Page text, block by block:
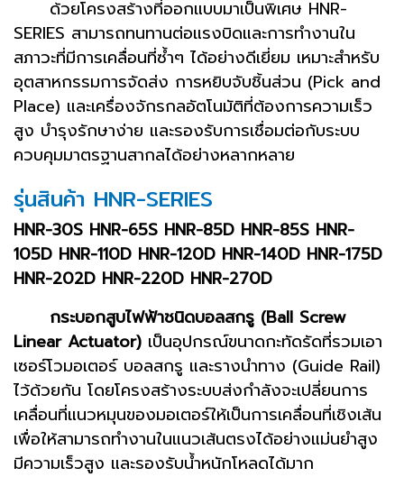
ด้วยโครงสร้างที่ออกแบบมาเป็นพิเศษ HNR-
SERIES สามารถทนทานต่อแรงบิดและการทำงานใน
สภาวะที่มีการเคลื่อนที่ซ้ำๆ ได้อย่างดีเยี่ยม เหมาะสำหรับ
อุตสาหกรรมการจัดส่ง การหยิบจับชิ้นส่วน (Pick and
Place) และเครื่องจักรกลอัตโนมัติที่ต้องการความเร็ว
สูง บำรุงรักษาง่าย และรองรับการเชื่อมต่อกับระบบ
ควบคุมมาตรฐานสากลได้อย่างหลากหลาย
รุ่นสินค้า HNR-SERIES
HNR-30S HNR-65S HNR-85D HNR-85S HNR-
105D HNR-110D HNR-120D HNR-140D HNR-175D
HNR-202D HNR-220D HNR-270D
กระบอกสูบไฟฟ้าชนิดบอลสกรู (Ball Screw
Linear Actuator) เป็นอุปกรณ์ขนาดกะทัดรัดที่รวมเอา
เซอร์โวมอเตอร์ บอลสกรู และรางนำทาง (Guide Rail)
ไว้ด้วยกัน โดยโครงสร้างระบบส่งกำลังจะเปลี่ยนการ
เคลื่อนที่แนวหมุนของมอเตอร์ให้เป็นการเคลื่อนที่เชิงเส้น
เพื่อให้สามารถทำงานในแนวเส้นตรงได้อย่างแม่นยำสูง
มีความเร็วสูง และรองรับน้ำหนักโหลดได้มาก